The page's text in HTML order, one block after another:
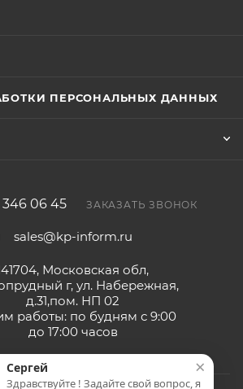
ПЕРСОНАЛЬНЫХ ДАННЫХ
346 06 45 ЗАКАЗАТЬ ЗВОНОК
sales@kp-inform.ru
Московская обл,
г, ул. Набережная,
д.31,пом. НП 02
работы: по будням с 9:00
до 17:00 часов
×
Сергей
Здравствуйте ! Задайте свой вопрос, я